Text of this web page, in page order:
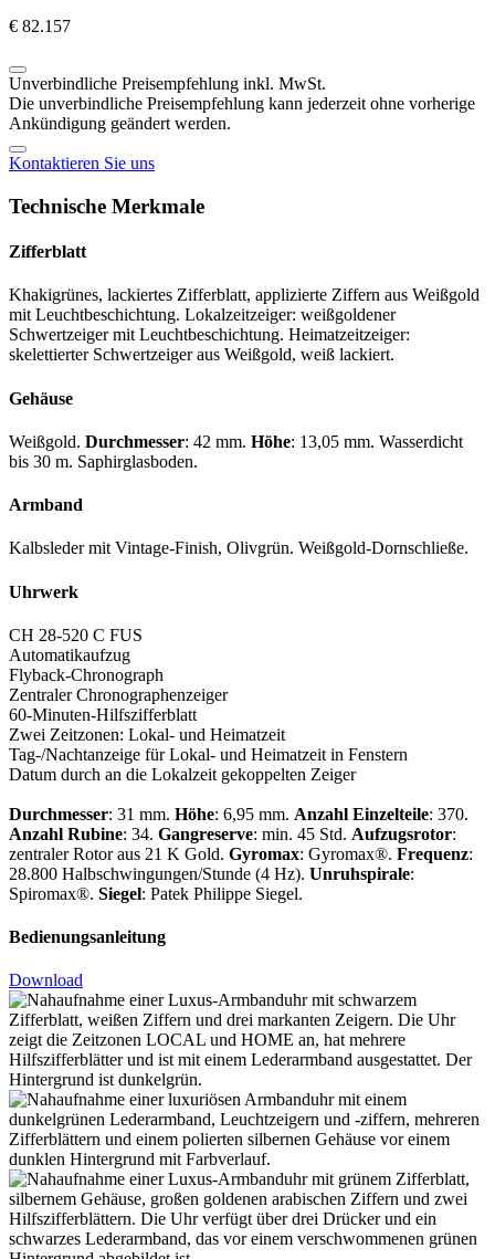
€ 82.157
Unverbindliche Preisempfehlung inkl. MwSt.
Die unverbindliche Preisempfehlung kann jederzeit ohne vorherige
Ankündigung geändert werden.
Kontaktieren Sie uns
Technische Merkmale
Zifferblatt
Khakigrünes, lackiertes Zifferblatt, applizierte Ziffern aus Weißgold
mit Leuchtbeschichtung. Lokalzeitzeiger: weißgoldener
Schwertzeiger mit Leuchtbeschichtung. Heimatzeitzeiger:
skelettierter Schwertzeiger aus Weißgold, weiß lackiert.
Gehäuse
Weißgold. Durchmesser: 42 mm. Höhe: 13,05 mm. Wasserdicht
bis 30 m. Saphirglasboden.
Armband
Kalbsleder mit Vintage-Finish, Olivgrün. Weißgold-Dornschließe.
Uhrwerk
CH 28-520 C FUS
Automatikaufzug
Flyback-Chronograph
Zentraler Chronographenzeiger
60-Minuten-Hilfszifferblatt
Zwei Zeitzonen: Lokal- und Heimatzeit
Tag-/Nachtanzeige für Lokal- und Heimatzeit in Fenstern
Datum durch an die Lokalzeit gekoppelten Zeiger
Durchmesser: 31 mm. Höhe: 6,95 mm. Anzahl Einzelteile: 370.
Anzahl Rubine: 34. Gangreserve: min. 45 Std. Aufzugsrotor:
zentraler Rotor aus 21 K Gold. Gyromax: Gyromax®. Frequenz:
28.800 Halbschwingungen/Stunde (4 Hz). Unruhspirale:
Spiromax®. Siegel: Patek Philippe Siegel.
Bedienungsanleitung
Download